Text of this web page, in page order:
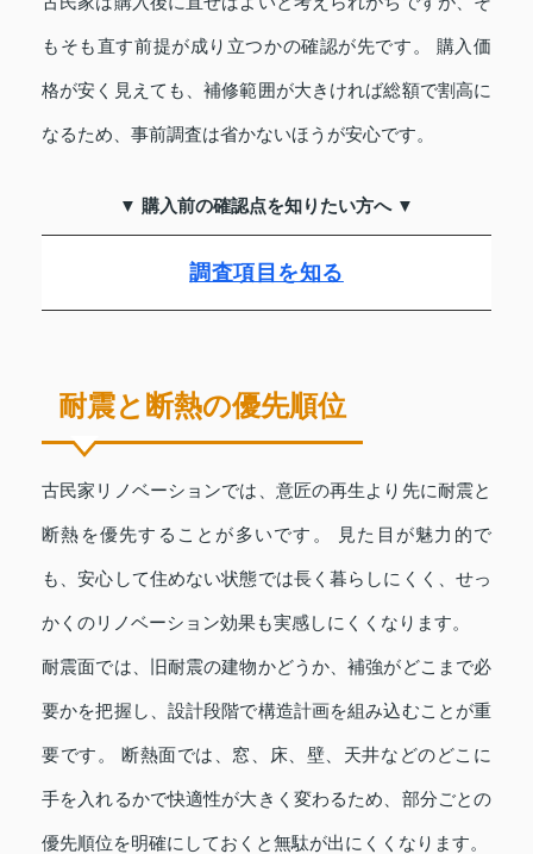
もそも直す前提が成り立つかの確認が先です。 購入価
格が安く見えても、補修範囲が大きければ総額で割高に
なるため、事前調査は省かないほうが安心です。
▼ 購入前の確認点を知りたい方へ ▼
調査項目を知る
耐震と断熱の優先順位
古民家リノベーションでは、意匠の再生より先に耐震と
断熱を優先することが多いです。 見た目が魅力的で
も、安心して住めない状態では長く暮らしにくく、せっ
かくのリノベーション効果も実感しにくくなります。
耐震面では、旧耐震の建物かどうか、補強がどこまで必
要かを把握し、設計段階で構造計画を組み込むことが重
要です。 断熱面では、窓、床、壁、天井などのどこに
手を入れるかで快適性が大きく変わるため、部分ごとの
優先順位を明確にしておくと無駄が出にくくなります。